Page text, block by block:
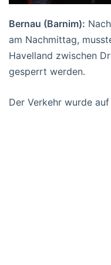
Bernau (Barnim):
am Nachmittag,
Havelland zwischen
gesperrt werden.
Der Verkehr wurde